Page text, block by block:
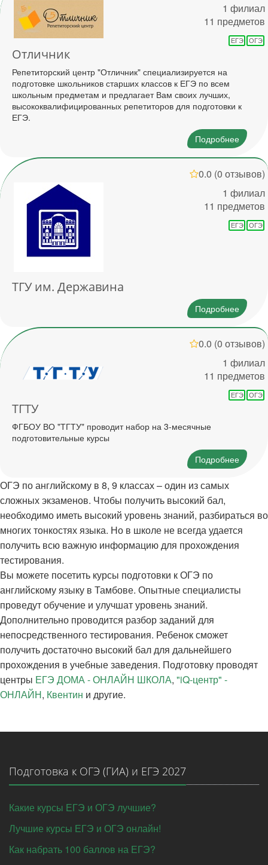
1 филиал
11 предметов
ЕГЭ ОГЭ
Отличник
Репетиторский центр "Отличник" специализируется на
подготовке школьников старших классов к ЕГЭ по всем
школьным предметам и предлагает Вам своих лучших,
высококвалифицированных репетиторов для подготовки к
ЕГЭ.
Подробнее
0.0 (0 отзывов)
1 филиал
11 предметов
ЕГЭ ОГЭ
ТГУ им. Державина
Подробнее
0.0 (0 отзывов)
1 филиал
11 предметов
ЕГЭ ОГЭ
ТГТУ
ФГБОУ ВО "ТГТУ" проводит набор на 3-месячные
подготовительные курсы
Подробнее
ОГЭ по английскому в 8, 9 классах – один из самых
сложных экзаменов. Чтобы получить высокий бал,
необходимо иметь высокий уровень знаний, разбираться во
многих тонкостях языка. Но в школе не всегда удается
получить всю важную информацию для прохождения
тестирования.
Вы можете посетить курсы подготовки к ОГЭ по
английскому языку в Тамбове. Опытные специалисты
проведут обучение и улучшат уровень знаний.
Дополнительно проводится разбор заданий для
непосредственного тестирования. Ребенок сможет
получить достаточно высокий бал для дальнейшего
прохождения в учебные заведения. Подготовку проводят
центры ЕГЭ ДОМА - ОНЛАЙН ШКОЛА, "iQ-центр" -
ОНЛАЙН, Квентин и другие.
Подготовка к ОГЭ (ГИА) и ЕГЭ 2027
Какие курсы ЕГЭ и ОГЭ лучшие?
Лучшие курсы ЕГЭ и ОГЭ онлайн!
Как набрать 100 баллов на ЕГЭ?